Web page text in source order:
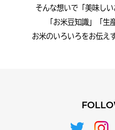
そんな想いで「美味しい
「お米豆知識」「生
お米のいろいろをお伝え